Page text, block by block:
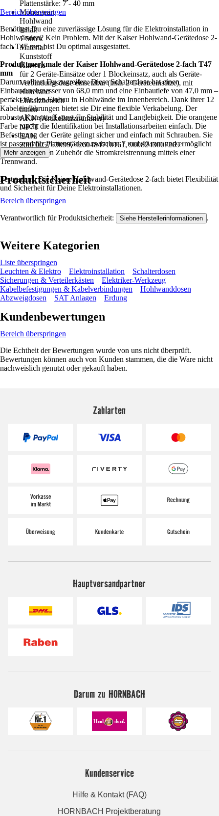
Plattenstärke: 7 - 40 mm
Montageart
Hohlwand
Inhalt
1 Stück
Material
Kunststoff
Hinweis
für 2 Geräte-Einsätze oder 1 Blockeinsatz, auch als Geräte-
Verbindungsdose einsetzbar (inkl. 2 Geräteeinsätze), mit
Halterand
Einsatzbereich
Innen
AKN (Artikelkurznummer)
NP7T
EAN
2007005763099, 4260484710161, 9008243007269
Bereich überspringen
Benötigst Du eine zuverlässige Lösung für die Elektroinstallation in
Hohlwänden? Kein Problem. Mit der Kaiser Hohlwand-Gerätedose 2-
fach T47 mm bist Du optimal ausgestattet.
Produktmerkmale der Kaiser Hohlwand-Gerätedose 2-fach T47
mm
Darum solltest Du zugreifen: Diese Schalterdose hat einen
Einbaudurchmesser von 68,0 mm und eine Einbautiefe von 47,0 mm –
perfekt für den Einbau in Hohlwände im Innenbereich. Dank ihrer 12
Kabeleinführungen bietet sie Dir eine flexible Verkabelung. Der
robuste Kunststoff sorgt für Stabilität und Langlebigkeit. Die orangene
Farbe macht die Identifikation bei Installationsarbeiten einfach. Die
Befestigung der Geräte gelingt sicher und einfach mit Schrauben. Sie
ist passend für Plattenstärken zwischen 7 und 40 mm und ermöglicht
mit dem richtigen Zubehör die Stromkreistrennung mittels einer
Trennwand.
Festgezurrt: Die Kaiser Hohlwand-Gerätedose 2-fach bietet Flexibilität
und Sicherheit für Deine Elektroinstallationen.
Mehr anzeigen
Produktsicherheit
Bereich überspringen
Verantwortlich für Produktsicherheit: Siehe Herstellerinformationen .
Weitere Kategorien
Liste überspringen
Leuchten & Elektro
Elektroinstallation
Schalterdosen
Sicherungen & Verteilerkästen
Elektriker-Werkzeug
Kabelbefestigungen & Kabelverbindungen
Hohlwanddosen
Abzweigdosen
SAT Anlagen Erdung
Kundenbewertungen
Bereich überspringen
Die Echtheit der Bewertungen wurde von uns nicht überprüft.
Bewertungen können auch von Kunden stammen, die die Ware nicht
nachweislich genutzt oder gekauft haben.
Zahlarten
Hauptversandpartner
Darum zu HORNBACH
Kundenservice
Hilfe & Kontakt (FAQ)
HORNBACH Projektberatung